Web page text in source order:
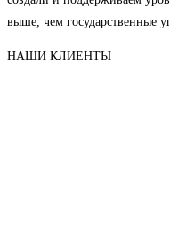
выше, чем государственные
НАШИ КЛИЕНТЫ